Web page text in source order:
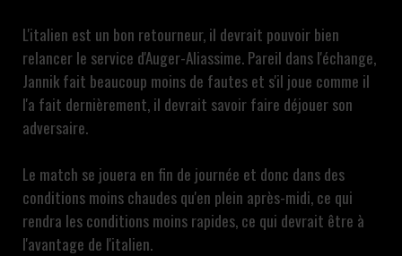
L'italien est un bon retourneur, il devrait pouvoir bien
relancer le service d'Auger-Aliassime. Pareil dans l'échange,
Jannik fait beaucoup moins de fautes et s'il joue comme il
l'a fait dernièrement, il devrait savoir faire déjouer son
adversaire.
Le match se jouera en fin de journée et donc dans des
conditions moins chaudes qu'en plein après-midi, ce qui
rendra les conditions moins rapides, ce qui devrait être à
l'avantage de l'italien.